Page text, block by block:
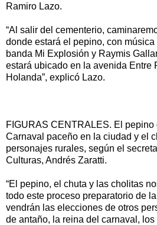
Ramiro Lazo.
“Al salir del cementerio,
donde estará el pepino, con
banda Mi Explosión y Raymis
estará ubicado en la avenida Entre
Holanda”, explicó Lazo.
FIGURAS CENTRALES. El pepino
Carnaval paceño en la ciudad y el
personajes rurales, según el
Culturas, Andrés Zaratti.
“El pepino, el chuta y las cholitas
todo este proceso preparatorio de
vendrán las elecciones de otros
de antaño, la reina del carnaval, los